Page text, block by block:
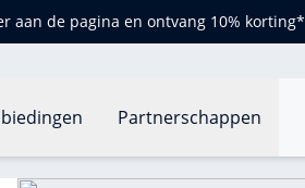
aan de pagina en ontvang 10% korting*
Partnerschappen